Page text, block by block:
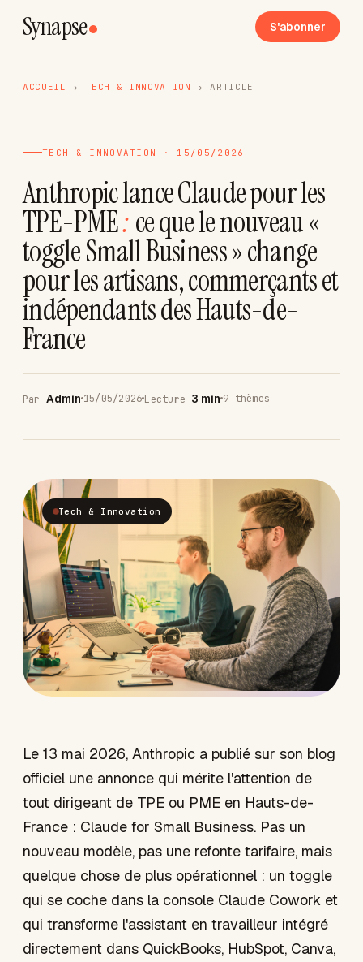
Synapse S'abonner
ACCUEIL › TECH & INNOVATION › ARTICLE
TECH & INNOVATION · 15/05/2026
Anthropic lance Claude pour les
TPE-PME:ce que le nouveau «
toggle Small Business » change
pour les artisans, commerçants et
indépendants des Hauts-de-
France
Par Admin 15/05/2026 Lecture 3 min 9 thèmes
Tech & Innovation
Le 13 mai 2026, Anthropic a publié sur son blog
officiel une annonce qui mérite l'attention de
tout dirigeant de TPE ou PME en Hauts-de-
France : Claude for Small Business. Pas un
nouveau modèle, pas une refonte tarifaire, mais
quelque chose de plus opérationnel : un toggle
qui se coche dans la console Claude Cowork et
qui transforme l'assistant en travailleur intégré
directement dans QuickBooks, HubSpot, Canva,